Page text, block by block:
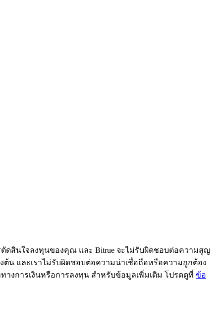
ตัดสินใจลงทุนของคุณ และ Bitrue จะไม่รับผิดชอบต่อความสูญ
น และเราไม่รับผิดชอบต่อความน่าเชื่อถือหรือความถูกต้อง
งการเงินหรือการลงทุน สำหรับข้อมูลเพิ่มเติม โปรดดูที่ ข้อ